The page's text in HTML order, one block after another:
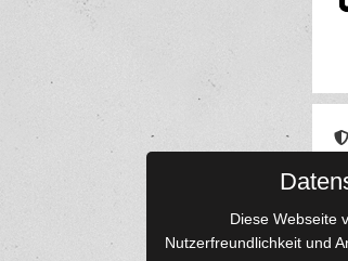
Diese Webseite
Nutzerfreundlichkeit und